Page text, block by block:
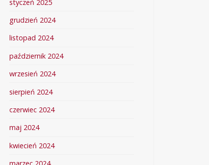
styczeń 2025
grudzień 2024
listopad 2024
październik 2024
wrzesień 2024
sierpień 2024
czerwiec 2024
maj 2024
kwiecień 2024